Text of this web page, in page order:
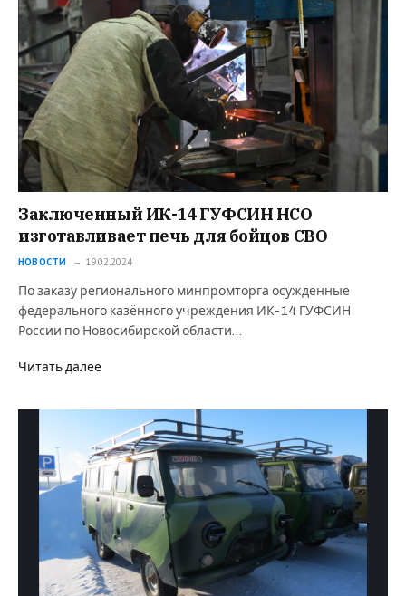
Заключенный ИК-14 ГУФСИН НСО
изготавливает печь для бойцов СВО
НОВОСТИ 19.02.2024
По заказу регионального минпромторга осужденные
федерального казённого учреждения ИК-14 ГУФСИН
России по Новосибирской области…
Читать далее